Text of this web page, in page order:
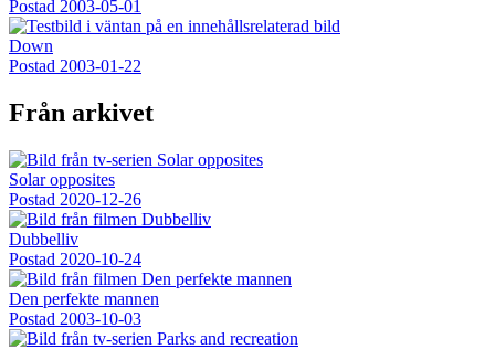
Postad 2003-05-01
Down
Postad 2003-01-22
Från arkivet
Solar opposites
Postad 2020-12-26
Dubbelliv
Postad 2020-10-24
Den perfekte mannen
Postad 2003-10-03